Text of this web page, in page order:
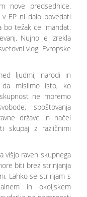
nove predsednice.
EP ni dalo povedati
bo težak cel mandat.
Nujno je izrekla
vlogi Evropske
ljudmi, narodi in
da mislimo isto, ko
ne moremo
spoštovanja
države in načel
skupaj z različnimi
višjo raven skupnega
biti brez strinjanja
Lahko se strinjam s
in okoljskem